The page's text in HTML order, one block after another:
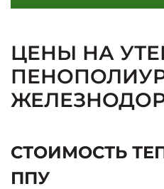
ЦЕНЫ НА
СТОИМОСТЬ
ППУ